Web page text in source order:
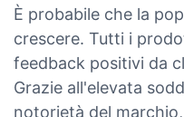
È probabile che la
crescere. Tutti i
feedback positivi da
Grazie all'elevata
notorietà del